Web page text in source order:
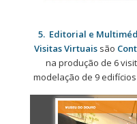
5. Editorial e
Visitas Virtuais são
na produção de 6
modelação de 9